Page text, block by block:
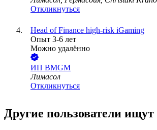
Откликнуться
Head of Finance high-risk iGaming
Опыт 3-6 лет
Можно удалённо
ИП BMGM
Лимасол
Откликнуться
Другие пользователи ищут